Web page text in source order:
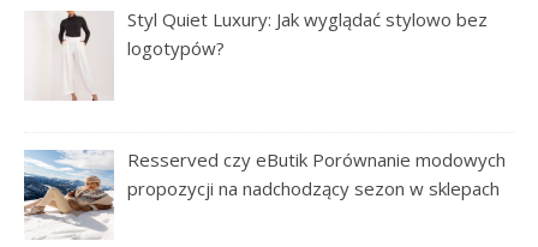
Styl Quiet Luxury: Jak wyglądać stylowo bez
logotypów?
Resserved czy eButik Porównanie modowych
propozycji na nadchodzący sezon w sklepach